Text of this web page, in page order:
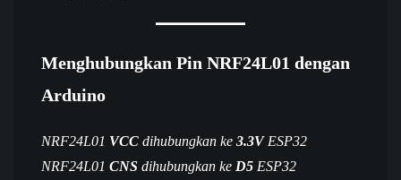
Menghubungkan Pin NRF24L01 dengan
Arduino
NRF24L01 VCC dihubungkan ke 3.3VESP32
NRF24L01 CNS dihubungkan ke D5 ESP32